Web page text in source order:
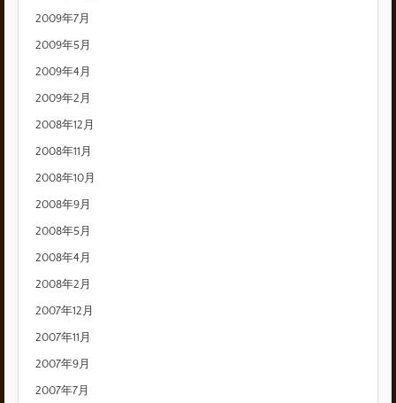
2009年7月
2009年5月
2009年4月
2009年2月
2008年12月
2008年11月
2008年10月
2008年9月
2008年5月
2008年4月
2008年2月
2007年12月
2007年11月
2007年9月
2007年7月